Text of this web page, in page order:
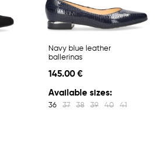
Navy blue leather
ballerinas
145.00 €
Available sizes:
36 37 38 39 40 41